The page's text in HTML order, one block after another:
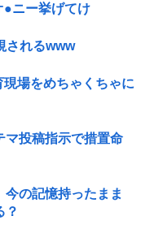
●ニー挙げてけ
されるwww
現場をめちゃくちゃに
マ投稿指示で措置命
の記憶持ったまま
？